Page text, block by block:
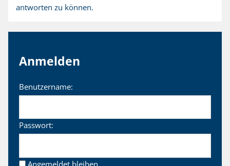
antworten zu können.
Anmelden
Benutzername:
Passwort:
Angemeldet bleiben